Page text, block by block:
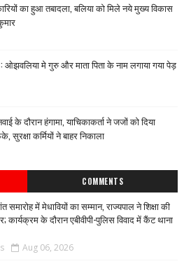
का हुआ तबादला, बलिया को मिले नये मुख्य विकास
मे गुरु और माता पिता के नाम लगाया गया पेड़
के दौरान हंगामा, याचिकाकर्ता ने जजों को दिया
कर्मियों ने बाहर निकाला
COMMENTS
समारोह में मेधावियों का सम्मान, राज्यपाल ने शिक्षा की
कार्यक्रम के दौरान एबीवीपी-पुलिस विवाद में कैंट थाना
Aug 06, 2026